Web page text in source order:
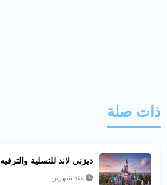
ذات صلة
ديزني لاند للتسلية والترفيه
منذ شهرين